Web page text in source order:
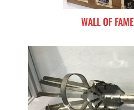
WALL OF FAME